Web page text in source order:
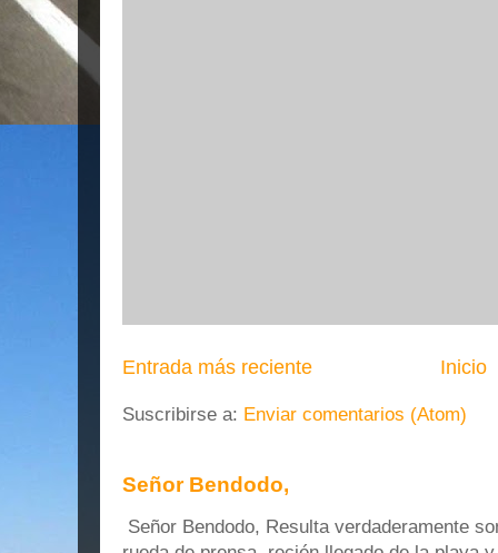
Entrada más reciente Inicio
Suscribirse a: Enviar comentarios (Atom)
Señor Bendodo,
Señor Bendodo, Resulta verdaderamente